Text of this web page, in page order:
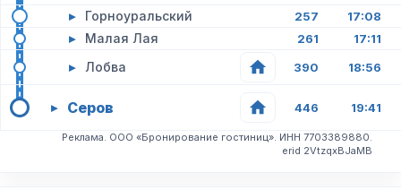
▸ Горноуральский 257 17:08
▸ Малая Лая 261 17:11
▸ Лобва 390 18:56
▸ Серов 446 19:41
Реклама. ООО «Бронирование гостиниц». ИНН 7703389880.
erid 2VtzqxBJaMB